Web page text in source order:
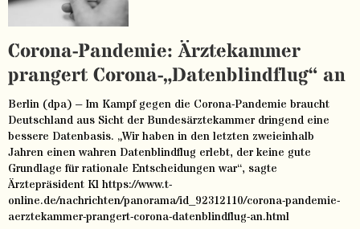
Corona-Pandemie: Ärztekammer
prangert Corona-„Datenblindflug“ an
Berlin (dpa) – Im Kampf gegen die Corona-Pandemie braucht
Deutschland aus Sicht der Bundesärztekammer dringend eine
bessere Datenbasis. „Wir haben in den letzten zweieinhalb
Jahren einen wahren Datenblindflug erlebt, der keine gute
Grundlage für rationale Entscheidungen war“, sagte
Ärztepräsident Kl https://www.t-
online.de/nachrichten/panorama/id_92312110/corona-pandemie-
aerztekammer-prangert-corona-datenblindflug-an.html